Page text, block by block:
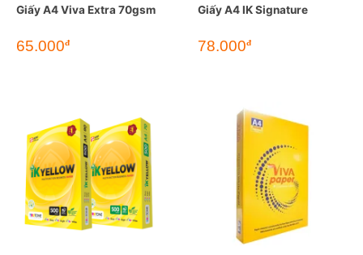
Giấy A4 Viva Extra 70gsm
65.000đ
Giấy A4 IK Signature
78.000đ